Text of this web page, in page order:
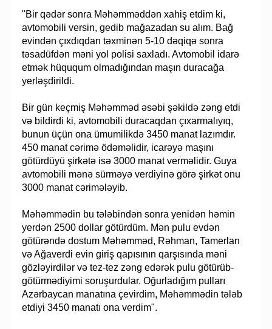
"Bir qədər sonra Məhəmməddən xahiş etdim ki,
avtomobili versin, gedib mağazadan su alım. Bağ
evindən çıxdıqdan təxminən 5-10 dəqiqə sonra
təsadüfdən məni yol polisi saxladı. Avtomobil idarə
etmək hüququm olmadığından maşın duracağa
yerləşdirildi.
Bir gün keçmiş Məhəmməd əsəbi şəkildə zəng etdi
və bildirdi ki, avtomobili duracaqdan çıxarmalıyıq,
bunun üçün ona ümumilikdə 3450 manat lazımdır.
450 manat cərimə ödəməlidir, icarəyə maşını
götürdüyü şirkətə isə 3000 manat verməlidir. Guya
avtomobili mənə sürməyə verdiyinə görə şirkət onu
3000 manat cərimələyib.
Məhəmmədin bu tələbindən sonra yenidən həmin
yerdən 2500 dollar götürdüm. Mən pulu evdən
götürəndə dostum Məhəmməd, Rəhman, Tamerlan
və Ağaverdi evin giriş qapısının qarşısında məni
gözləyirdilər və tez-tez zəng edərək pulu götürüb-
götürmədiyimi soruşurdular. Oğurladığım pulları
Azərbaycan manatına çevirdim, Məhəmmədin tələb
etdiyi 3450 manatı ona verdim".